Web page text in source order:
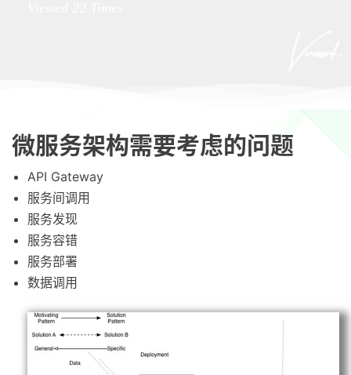
微服务架构需要考虑的问题
API Gateway
服务间调用
服务发现
服务容错
服务部署
数据调用